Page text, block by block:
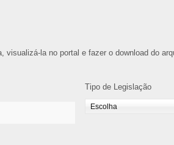
la no portal e fazer o download do
Tipo de Legislação